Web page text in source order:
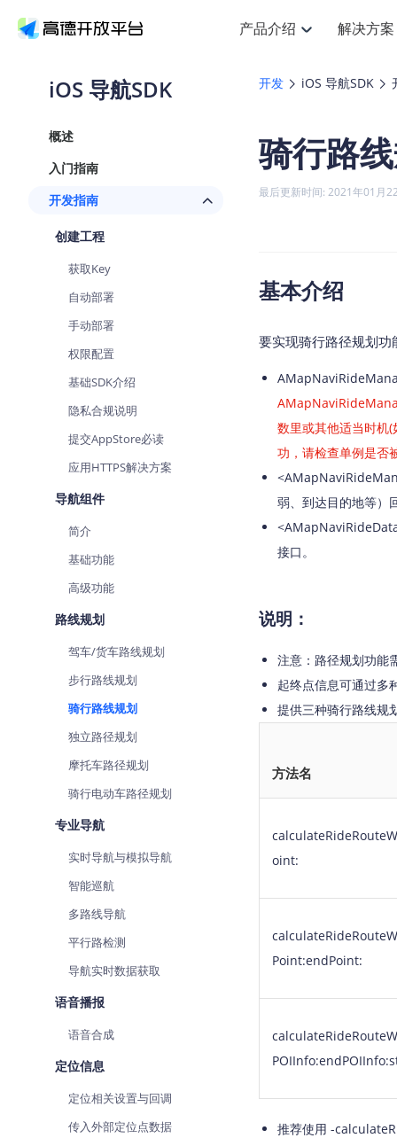
产品介绍
产品介绍 搜索定位
搜索 HOT
位置、周边、行政区、ID等查询
JS Android iOS
地理/逆地理编码
位置名称与经纬度之间转换服务
地理围栏
查询目标区域当前/未来天气
智能硬件定位
解决方案
解决方案 提供LBS领域的Agent解决方案
提供智能守护与运动出行解决方
智能眼镜实时导航及智慧出行解
智能两轮车 NEW
手机银行 NEW
文档与支持 API
Web高级服务API
定价 产品定价
技术服务许可
Android定位
浏览器定位
认证开发商
iOS 导航SDK
概述
入门指南
开发指南
创建工程
获取Key
自动部署
手动部署
权限配置
基础SDK介绍
隐私合规说明
提交AppStore必读
应用HTTPS解决方案
导航组件
简介
基础功能
高级功能
路线规划
驾车/货车路线规划
步行路线规划
骑行路线规划
独立路径规划
摩托车路径规划
骑行电动车路径规划
专业导航
实时导航与模拟导航
智能巡航
多路线导航
平行路检测
导航实时数据获取
语音播报
语音合成
定位信息
定位相关设置与回调
传入外部定位点数据
开发 iOS 导航SDK
骑行路
最后更新时间: 2021年01月
基本介绍
要实现骑行路径规划
数里或其他适当时
功，请检查单例是否
弱、到达目的地等）
接口。
说明：
注意：路径规划功能
起终点信息可通过多
提供三种骑行路线规
方法名
oint:
Point:endPoint:
推荐使用 -